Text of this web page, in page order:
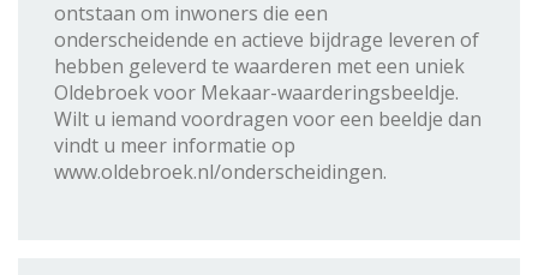
ontstaan om inwoners die een
onderscheidende en actieve bijdrage leveren of
hebben geleverd te waarderen met een uniek
Oldebroek voor Mekaar-waarderingsbeeldje.
Wilt u iemand voordragen voor een beeldje dan
vindt u meer informatie op
www.oldebroek.nl/onderscheidingen.